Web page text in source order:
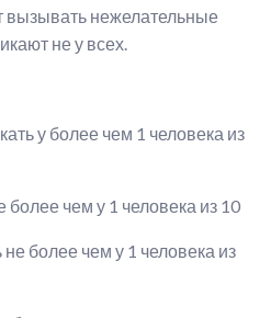
нежелательные
не у всех.
у более чем 1 человека из
более чем у 1 человека из 10
не более чем у 1 человека из